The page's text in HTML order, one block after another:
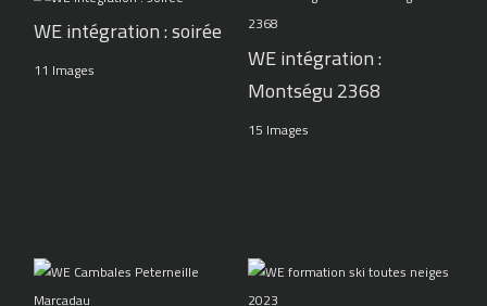
WE intégration : soirée
11 Images
WE intégration :
Montségu 2368
15 Images